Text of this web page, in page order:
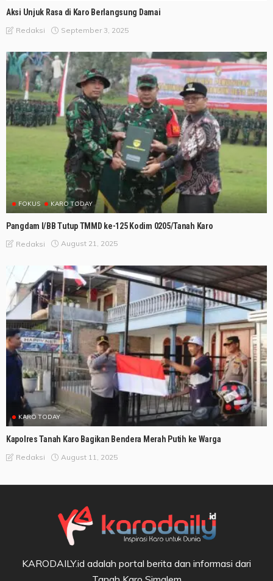
Aksi Unjuk Rasa di Karo Berlangsung Damai
Redaksi September 3, 2025
FOKUS KARO TODAY
Pangdam I/BB Tutup TMMD ke-125 Kodim 0205/Tanah Karo
Redaksi August 21, 2025
KARO TODAY
Kapolres Tanah Karo Bagikan Bendera Merah Putih ke Warga
Redaksi August 11, 2025
KARODAILY.id adalah portal berita dan informasi dari